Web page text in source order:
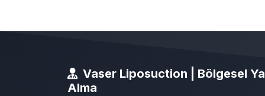
Vaser Liposuction | Bölgesel
Alma